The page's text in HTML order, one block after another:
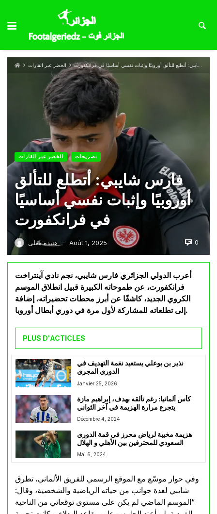
الخضر عبر القارات فارس شايبي: أتطلع للتألق أوروبيًا وإثبات نفسي أساسيًا في فرانكفورت
الخضر عبر القارات تصريحات
فارس شايبي: أتطلع للتألق
أوروبيًا وإثبات نفسي أساسيًا
في فرانكفورت
هنيدة معلى — Août 1, 2025 0
أعرب الدولي الجزائري فارس شايبي، نجم نادي آينتراخت
فرانكفورت، عن طموحاته الكبيرة قبيل انطلاق الموسم
الكروي الجديد، كاشفًا عن أبرز محطات تحضيراته، إضافة
إلى تطلعاته للمشاركة لأول مرة في دوري أبطال أوروبا.
PLUS D'ACTICLES
نذير بن بوعلي يستعيد نغمة التهديف في
الدوري المجري
Janvier 25, 2026
كأس ألمانيا: رغم تألقه بهدف، إبراهيم مازة
يتجرع مرارة الهزيمة في آخر الثواني
Décembre 4, 2024
هزيمة مخيبة لرياض محرز في قمة الدوري
السعودي للمحترفين بين الأهلي و الهلال
Mai 6, 2024
وفي حوار موسّع مع الموقع الرسمي للفريق الألماني، تطرق
شايبي لعدة جوانب من حياته الرياضية والشخصية، وقال:
“الموسم الماضي لم يكن على مستوى توقعاتي من الناحية